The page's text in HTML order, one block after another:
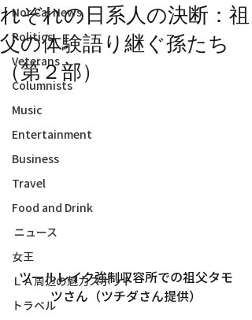
Nor Cal News
Politics
Veterans
Columnists
Music
Entertainment
Business
Travel
Food and Drink
ニュース
女王
ＬＡ周辺の魅力スポット
トラベル
れぞれの日系人の決断：祖
父の体験語り継ぐ孫たち
（第２部）
ツールレイク強制収容所での祖父タモ
ツさん（ツチダさん提供）